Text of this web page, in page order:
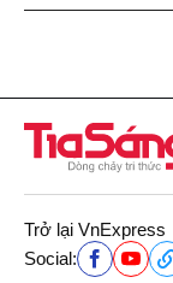
Trở lại VnExpress
Social: